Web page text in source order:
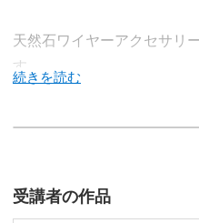
天然石ワイヤーアクセサ
す。
ング講座」では、天然石を
ダントの制作を楽しみまし
受講者の作品